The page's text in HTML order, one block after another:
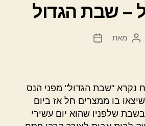
– שבת הגדול
המחבר
מאת
תאריך
נקרא "שבת הגדול" מפני הנס
בו ממצרים חל אז ביום
שלפניו שהוא יום עשירי